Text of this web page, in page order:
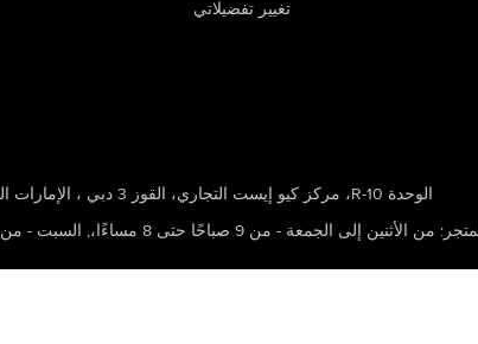
تغيير تفضيلاتي
الوحدة R-10، مركز كيو إيست التجاري، القوز 3 دبي ، الإمارات العربية المتحدة 502626
: من الأثنين إلى الجمعة - من 9 صباحًا حتى 8 مساءًا، , السبت - من 10 صباحًا حتى 8 مساءًا،